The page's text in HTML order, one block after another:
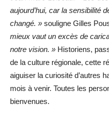
aujourd’hui, car la sensibilité
changé. » souligne Gilles
mieux vaut un excès de
notre vision. » Historiens,
de la culture régionale, cette
aiguiser la curiosité d’autres
mois à venir. Toutes les
bienvenues.